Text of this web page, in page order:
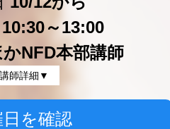
～13:00
NFD本部講師
講師詳細▼
日を確認